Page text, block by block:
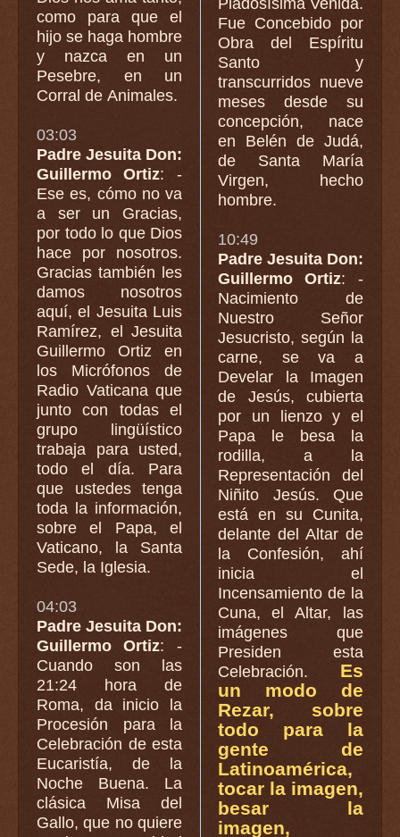
como para que el
hijo se haga hombre
y nazca en un
Pesebre, en un
Corral de Animales.
03:03
Padre Jesuita Don:
Guillermo Ortiz: -
Ese es, cómo no va
a ser un Gracias,
por todo lo que Dios
hace por nosotros.
Gracias también les
damos nosotros
aquí, el Jesuita Luis
Ramírez, el Jesuita
Guillermo Ortiz en
los Micrófonos de
Radio Vaticana que
junto con todas el
grupo lingüístico
trabaja para usted,
todo el día. Para
que ustedes tenga
toda la información,
sobre el Papa, el
Vaticano, la Santa
Sede, la Iglesia.
04:03
Padre Jesuita Don:
Guillermo Ortiz: -
Cuando son las
21:24 hora de
Roma, da inicio la
Procesión para la
Celebración de esta
Eucaristía, de la
Noche Buena. La
clásica Misa del
Gallo, que no quiere
Piadosísima Venida.
Fue Concebido por
Obra del Espíritu
Santo y
transcurridos nueve
meses desde su
concepción, nace
en Belén de Judá,
de Santa María
Virgen, hecho
hombre.
10:49
Padre Jesuita Don:
Guillermo Ortiz: -
Nacimiento de
Nuestro Señor
Jesucristo, según la
carne, se va a
Develar la Imagen
de Jesús, cubierta
por un lienzo y el
Papa le besa la
rodilla, a la
Representación del
Niñito Jesús. Que
está en su Cunita,
delante del Altar de
la Confesión, ahí
inicia el
Incensamiento de la
Cuna, el Altar, las
imágenes que
Presiden esta
Celebración. Es
un modo de
Rezar, sobre
todo para la
gente de
Latinoamérica,
tocar la imagen,
besar la
imagen,